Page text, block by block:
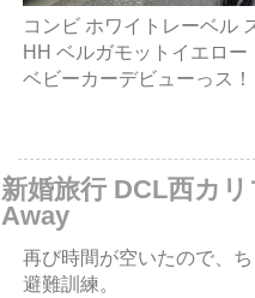
コンビ ホワイトレーベル
HH ベルガモットイエロー
ベビーカーデビューっス
新婚旅行 DCL西カ
Away
再び時間が空いたので、
避難訓練。